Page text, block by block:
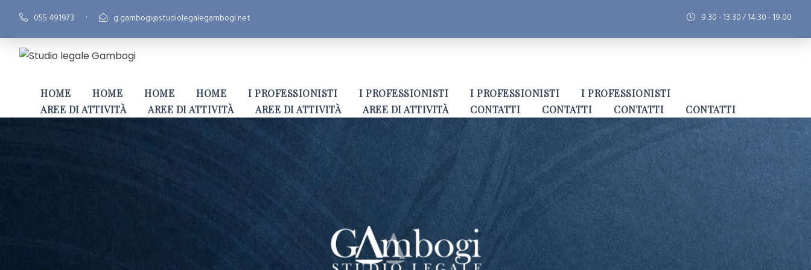
055 491973 · g.gambogi@studiolegalegambogi.net 9:30 - 13:30 / 14:30 - 19:00
HOME HOME HOME HOME I PROFESSIONISTI I PROFESSIONISTI I PROFESSIONISTI
I PROFESSIONISTI
AREE DI ATTIVITÀ
AREE DI ATTIVITÀ AREE DI ATTIVITÀ AREE DI ATTIVITÀ CONTATTI CONTATTI CONTATTI CONTATTI